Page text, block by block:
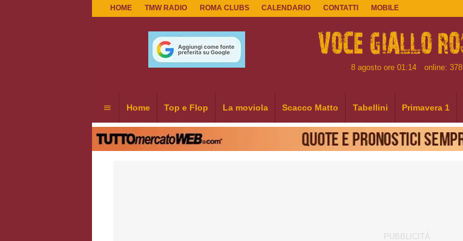
HOME TMW RADIO ROMA CLUBS CALENDARIO CONTATTI MOBILE
8 agosto ore 01:14 online: 378
Home Top e Flop La moviola Scacco Matto Tabellini Primavera 1